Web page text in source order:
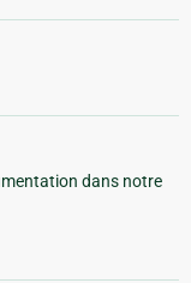
dans notre